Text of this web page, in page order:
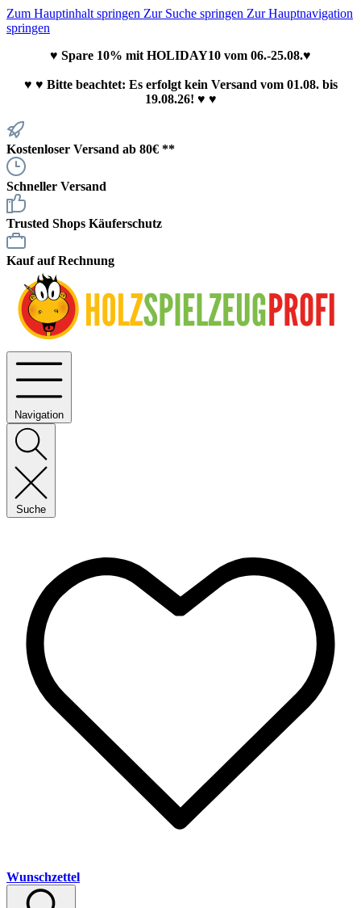
Zum Hauptinhalt springen Zur Suche springen Zur Hauptnavigation
springen
♥ Spare 10% mit HOLIDAY10 vom 06.-25.08.♥
♥ ♥ Bitte beachtet: Es erfolgt kein Versand vom 01.08. bis
19.08.26! ♥ ♥
Kostenloser Versand ab 80€ **
Schneller Versand
Trusted Shops Käuferschutz
Kauf auf Rechnung
Navigation
Suche
Wunschzettel